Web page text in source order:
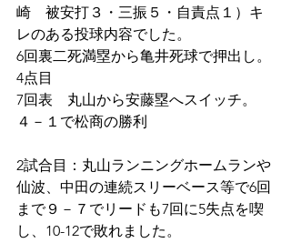
崎　被安打３・三振５・自責点１）キ
レのある投球内容でした。
6回裏二死満塁から亀井死球で押出し。
4点目
7回表　丸山から安藤塁へスイッチ。
４－１で松商の勝利
2試合目：丸山ランニングホームランや
仙波、中田の連続スリーベース等で6回
まで９－７でリードも7回に5失点を喫
し、10-12で敗れました。